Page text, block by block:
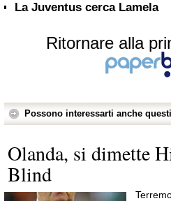
La Juventus cerca Lamela
Ritornare alla
Possono interessarti anche
Olanda, si dimette
Blind